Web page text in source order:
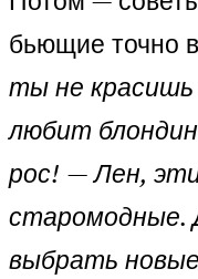
бьющие точно
ты не
любит
рос! — Лен,
старомодные.
выбрать